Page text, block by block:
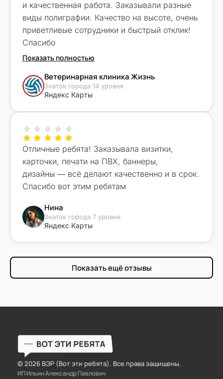
и качественная работа. Заказывали разные
виды полиграфии. Качество на высоте, очень
приветливые сотрудники и быстрый отклик!
Спасибо
Показать полностью
Ветеринарная клиника Жизнь
Знаток города 14 уровня
Яндекс Карты
Отличные ребята! Заказывала визитки,
карточки, печати на ПВХ, баннеры,
дизайны — всё делают качественно и в срок.
Спасибо вот этим ребятам
Нина
Знаток города 7 уровня
Яндекс Карты
Показать ещё отзывы
© 2026 ВЭР (Вот эти ребята). Все права защищены.
ИП Ильин Александр Павлович